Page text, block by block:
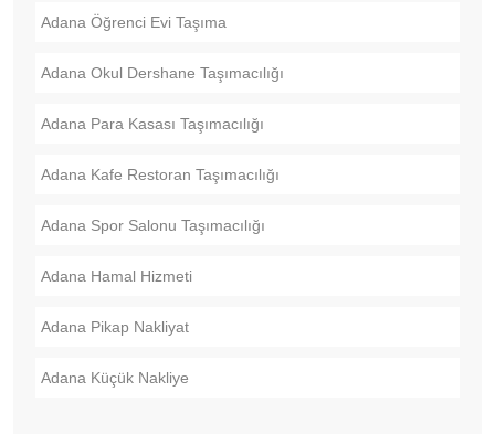
Adana Öğrenci Evi Taşıma
Adana Okul Dershane Taşımacılığı
Adana Para Kasası Taşımacılığı
Adana Kafe Restoran Taşımacılığı
Adana Spor Salonu Taşımacılığı
Adana Hamal Hizmeti
Adana Pikap Nakliyat
Adana Küçük Nakliye